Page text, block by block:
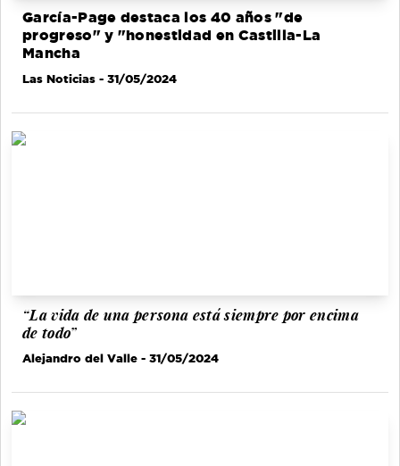
García-Page destaca los 40 años "de
progreso" y "honestidad en Castilla-La
Mancha
Las Noticias - 31/05/2024
“La vida de una persona está siempre por encima
de todo”
Alejandro del Valle - 31/05/2024